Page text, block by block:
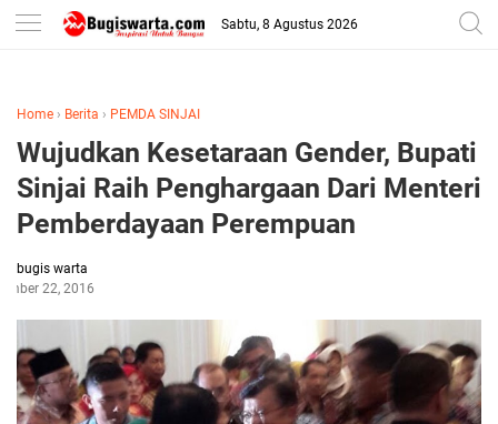
-->
Sabtu, 8 Agustus 2026
Home › Berita › PEMDA SINJAI
Wujudkan Kesetaraan Gender, Bupati
Sinjai Raih Penghargaan Dari Menteri
Pemberdayaan Perempuan
bugis warta
22, 2016